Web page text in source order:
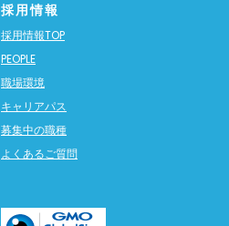
採用情報
採用情報TOP
PEOPLE
職場環境
キャリアパス
募集中の職種
よくあるご質問